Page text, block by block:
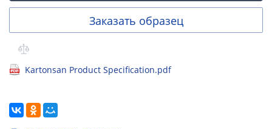
Заказать образец
Kartonsan Product Specification.pdf